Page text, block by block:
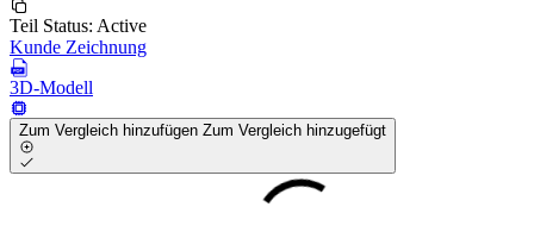
Teil Status: Active
Kunde Zeichnung
3D-Modell
Zum Vergleich hinzufügen Zum Vergleich hinzugefügt